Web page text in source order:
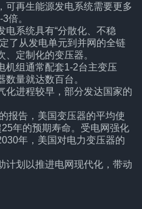
可再生能源发电系统需要更多
倍。
电系统具有“分散化、不稳
了从发电单元到并网的全链
定制化的变压器。
机组通常配套1-2台主变压
量就达数百台。
化进程较早，部分发达国家的
报告，美国变压器的平均使
年的预期寿命。受电网强化
年，美国对电力变压器的
计划以推进电网现代化，带动